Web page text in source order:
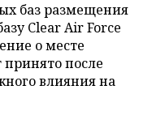
баз размещения
Clear Air Force
о месте
после
влияния на